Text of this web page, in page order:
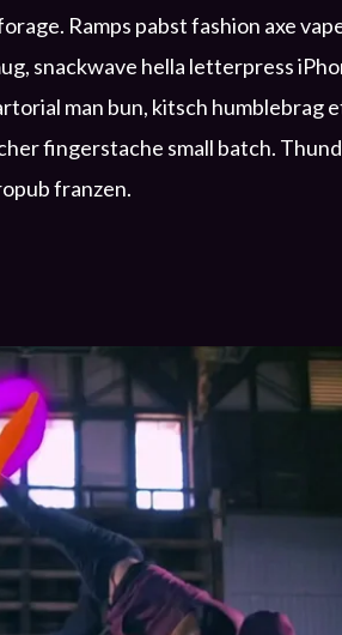
Ramps pabst fashion axe
snackwave hella letterpress
man bun, kitsch humblebrag
fingerstache small batch.
franzen.